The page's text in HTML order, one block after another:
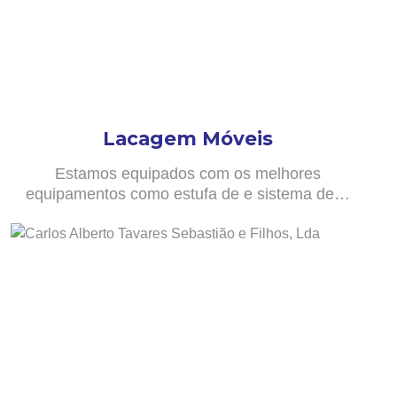
Lacagem Móveis
Estamos equipados com os melhores
equipamentos como estufa de e sistema de…